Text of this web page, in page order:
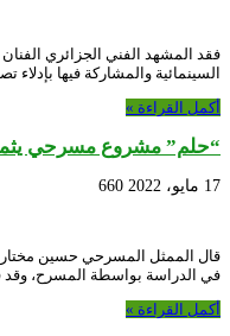
السينمائية والمشاركة فيها
أكمل القراءة »
“حلم” مشروع مسرحي
17 مايو، 2022 660
قال الممثل المسرحي حسين مختار
في الدراسة بواسطة المسرح، وقد
أكمل القراءة »